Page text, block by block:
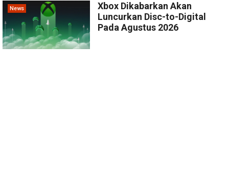
News
Xbox Dikabarkan Akan
Luncurkan Disc-to-Digital
Pada Agustus 2026